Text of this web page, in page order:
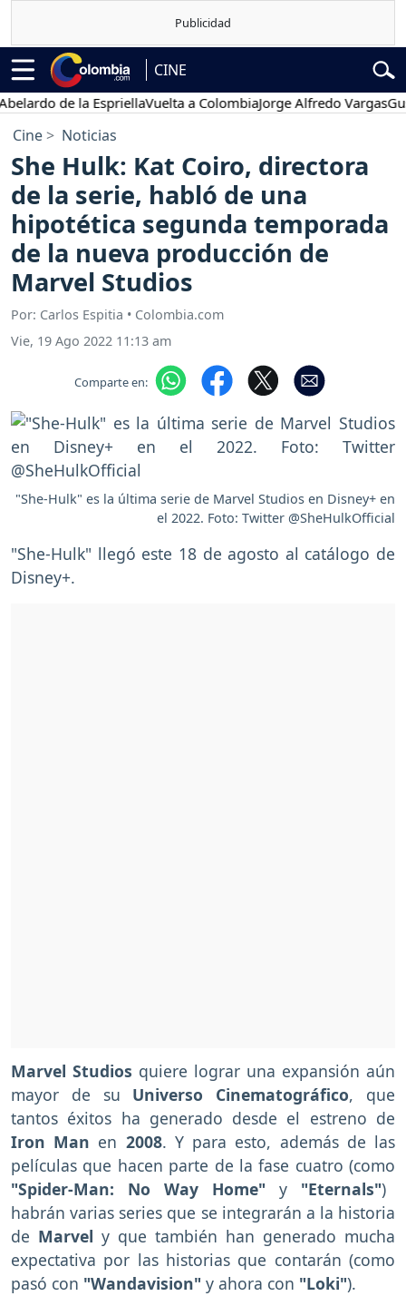
CINE
de la EspriellaVuelta a ColombiaJorge Alfredo Vargas
Cine Noticias
She Hulk: Kat Coiro, directora
de la serie, habló de una
hipotética segunda temporada
de la nueva producción de
Marvel Studios
Por: Carlos Espitia • Colombia.com
Vie, 19 Ago 2022 11:13 am
Comparte en:
"She-Hulk" es la última serie de Marvel Studios en Disney+ en
el 2022. Foto: Twitter @SheHulkOfficial
"She-Hulk" llegó este 18 de agosto al catálogo de
Disney+.
Marvel Studios quiere lograr una expansión aún
mayor de su Universo Cinematográfico, que
tantos éxitos ha generado desde el estreno de
Iron Man en 2008. Y para esto, además de las
películas que hacen parte de la fase cuatro (como
"Spider-Man: No Way Home" y "Eternals")
habrán varias series que se integrarán a la historia
de Marvel y que también han generado mucha
expectativa por las historias que contarán (como
pasó con "Wandavision" y ahora con "Loki").